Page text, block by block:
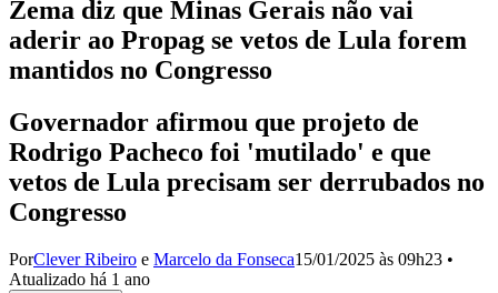
Zema diz que Minas Gerais não vai
aderir ao Propag se vetos de Lula forem
mantidos no Congresso
Governador afirmou que projeto de
Rodrigo Pacheco foi 'mutilado' e que
vetos de Lula precisam ser derrubados no
Congresso
PorClever Ribeiro e Marcelo da Fonseca15/01/2025 às 09h23 •
Atualizado há 1 ano